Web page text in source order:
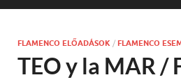
FLAMENCO ELŐADÁSOK / FLAMENCO
TEO y la MAR /